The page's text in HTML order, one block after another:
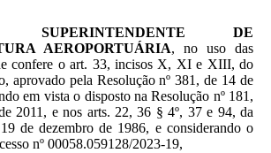
SUPERINTENDENTE DE
AEROPORTUÁRIA, no uso das
confere o art. 33, incisos X, XI e XIII, do
aprovado pela Resolução nº 381, de 14 de
em vista o disposto na Resolução nº 181,
2011, e nos arts. 22, 36 § 4º, 37 e 94, da
de dezembro de 1986, e considerando o
nº 00058.059128/2023-19,